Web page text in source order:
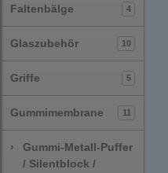
Faltenbälge 4
Glaszubehör 10
Griffe 5
Gummimembrane 11
›
Gummi-Metall-Puffer
/ Silentblock /